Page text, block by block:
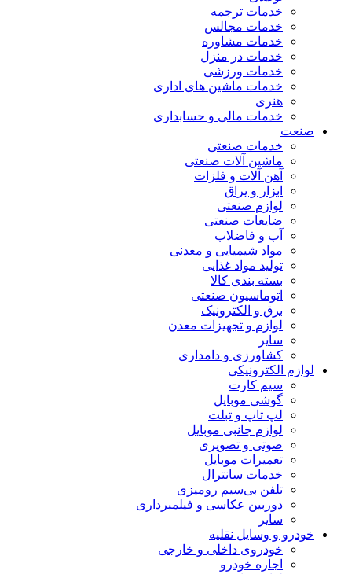
خدمات ترجمه
خدمات مجالس
خدمات مشاوره
خدمات در منزل
خدمات ورزشی
خدمات ماشین های اداری
هنری
خدمات مالی و حسابداری
صنعت
خدمات صنعتی
ماشین آلات صنعتی
آهن آلات و فلزات
ابزار و یراق
لوازم صنعتی
ضایعات صنعتی
آب و فاضلاب
مواد شیمیایی و معدنی
تولید مواد غذایی
بسته بندی کالا
اتوماسیون صنعتی
برق و الکترونیک
لوازم و تجهیزات معدن
سایر
کشاورزی و دامداری
لوازم الکترونیکی
سیم کارت
گوشی موبایل
لپ تاپ و تبلت
لوازم جانبی موبایل
صوتی و تصویری
تعمیرات موبایل
خدمات سانترال
تلفن بی‌سیم رومیزی
دوربین عکاسی و فیلمبرداری
سایر
خودرو و وسایل نقلیه
خودروی داخلی و خارجی
اجاره خودرو